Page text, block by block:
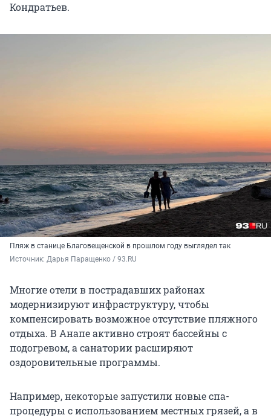
Кондратьев.
Пляж в станице Благовещенской в прошлом году выглядел так
Источник: Дарья Паращенко / 93.RU
Многие отели в пострадавших районах
модернизируют инфраструктуру, чтобы
компенсировать возможное отсутствие пляжного
отдыха. В Анапе активно строят бассейны с
подогревом, а санатории расширяют
оздоровительные программы.
Например, некоторые запустили новые спа-
процедуры с использованием местных грязей, а в